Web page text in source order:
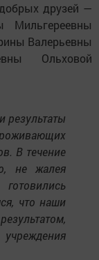
друзей —
Мильгереевны
Валерьевны
Ольховой
результаты
В течение
не жалея
что наши